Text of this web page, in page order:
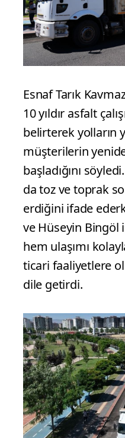
Esnaf Tarık
10 yıldır asfalt
belirterek yolların
müşterilerin
başladığını
da toz ve toprak
erdiğini ifade
ve Hüseyin Bingöl
hem ulaşımı
ticari faaliyetlere
dile getirdi.